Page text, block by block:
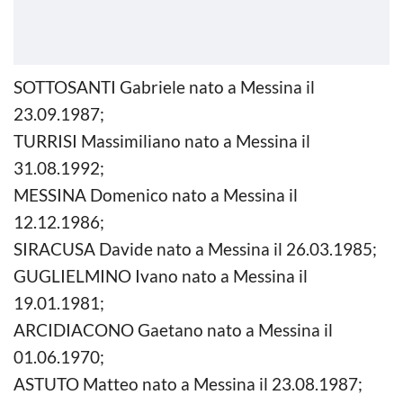
SOTTOSANTI Gabriele nato a Messina il
23.09.1987;
TURRISI Massimiliano nato a Messina il
31.08.1992;
MESSINA Domenico nato a Messina il
12.12.1986;
SIRACUSA Davide nato a Messina il 26.03.1985;
GUGLIELMINO Ivano nato a Messina il
19.01.1981;
ARCIDIACONO Gaetano nato a Messina il
01.06.1970;
ASTUTO Matteo nato a Messina il 23.08.1987;